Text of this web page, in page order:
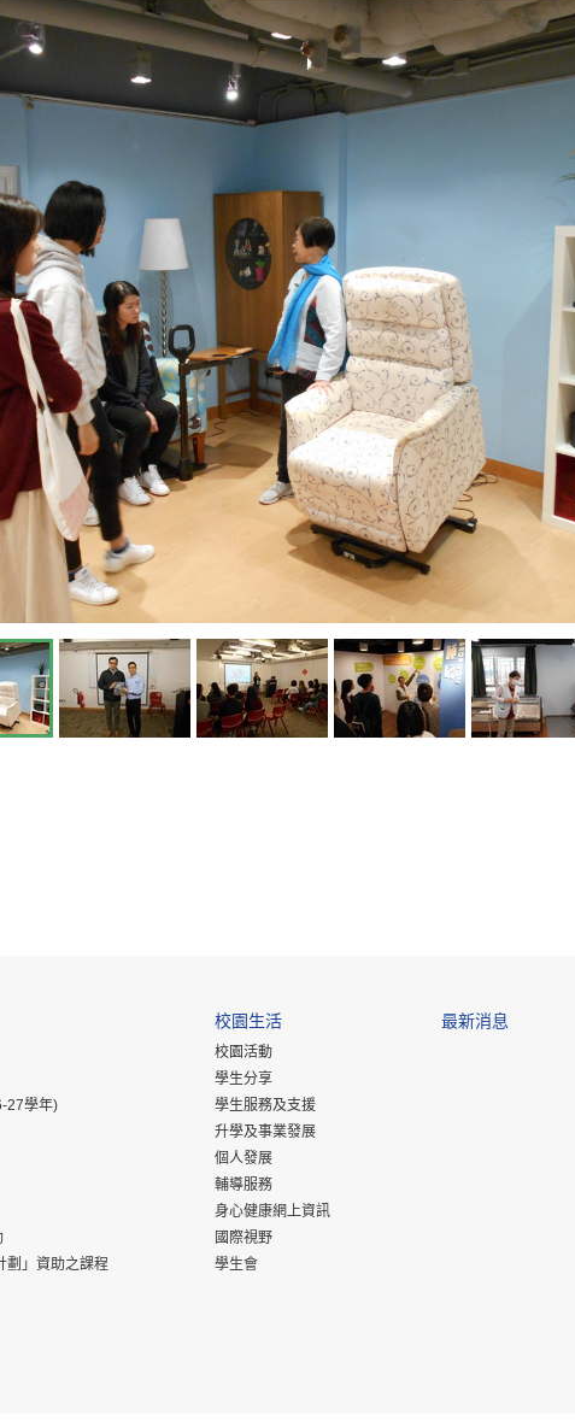
27學年)
劃」資助之課程
校園生活
校園活動
學生分享
學生服務及支援
升學及事業發展
個人發展
輔導服務
身心健康網上資訊
國際視野
學生會
最新消息